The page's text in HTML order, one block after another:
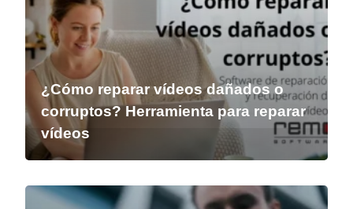
¿Cómo reparar vídeos dañados o
corruptos? Herramienta para reparar
vídeos